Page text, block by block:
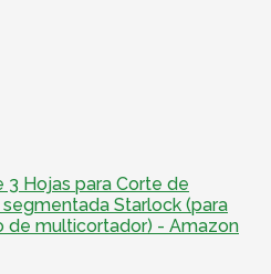
Hojas para Corte de
Starlock (para
de multicortador) - Amazon